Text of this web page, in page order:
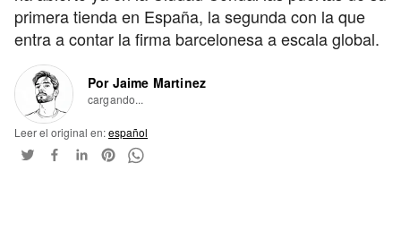
primera tienda en España, la segunda con la que
entra a contar la firma barcelonesa a escala global.
Por Jaime Martinez
cargando...
Leer el original en:español